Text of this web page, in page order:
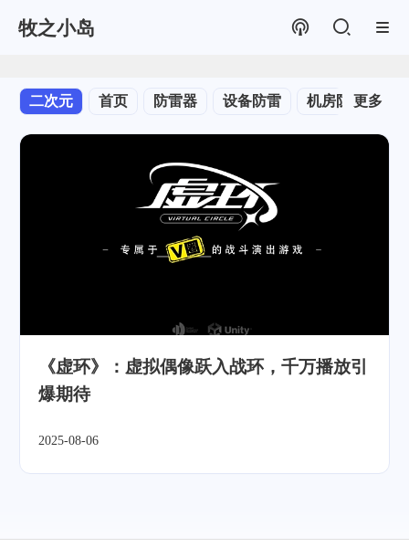
牧之小岛
首页 防雷器 设备防雷 机房防雷
二次元 更多
《虚环》：虚拟偶像跃入战环，千万播放引
爆期待
2025-08-06